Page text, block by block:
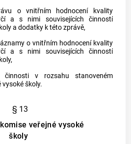
o vnitřním hodnocení kvality
a s nimi souvisejících činností
a dodatky k této zprávě,
o vnitřním hodnocení kvality
a s nimi souvisejících činností
činnosti v rozsahu stanoveném
školy.
§ 13
veřejné vysoké
školy